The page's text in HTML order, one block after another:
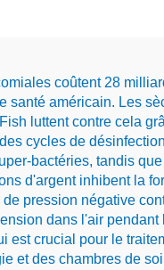
coûtent 28
santé américain. Les
luttent contre cela
cycles de
bactéries, tandis
d'argent inhibent la
pression négative
dans l'air pendant
est crucial pour le
et des chambres de